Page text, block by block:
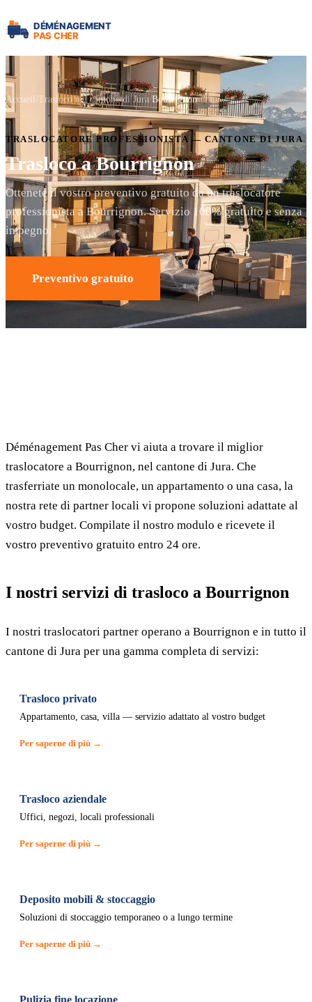
Accueil Trasloco nel cantone di Jura Bourrignon
TRASLOCATORE PROFESSIONISTA — CANTONE DI JURA
Trasloco a Bourrignon
Ottenete il vostro preventivo gratuito da un traslocatore
professionista a Bourrignon. Servizio 100% gratuito e senza
impegno.
Preventivo gratuito
Déménagement Pas Cher vi aiuta a trovare il miglior
traslocatore a Bourrignon, nel cantone di Jura. Che
trasferriate un monolocale, un appartamento o una casa, la
nostra rete di partner locali vi propone soluzioni adattate al
vostro budget. Compilate il nostro modulo e ricevete il
vostro preventivo gratuito entro 24 ore.
I nostri servizi di trasloco a Bourrignon
I nostri traslocatori partner operano a Bourrignon e in tutto il
cantone di Jura per una gamma completa di servizi:
Trasloco privato
Appartamento, casa, villa — servizio adattato al vostro budget
Per saperne di più →
Trasloco aziendale
Uffici, negozi, locali professionali
Per saperne di più →
Deposito mobili & stoccaggio
Soluzioni di stoccaggio temporaneo o a lungo termine
Per saperne di più →
Pulizia fine locazione